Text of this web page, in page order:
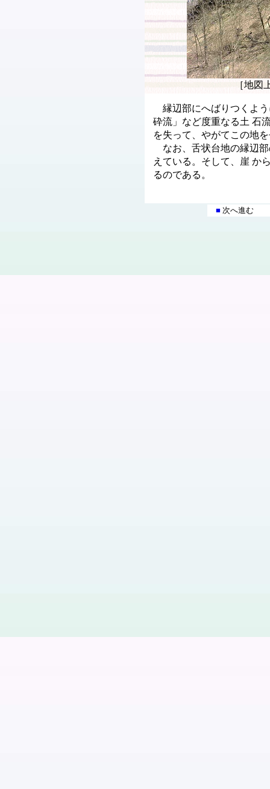
［地
縁辺部にへばりつくよ
砕流」など度重なる土 石
を失って、やがてこの地
なお、舌状台地の縁辺
えている。そして、崖 か
るのである。
■ 次へ進む